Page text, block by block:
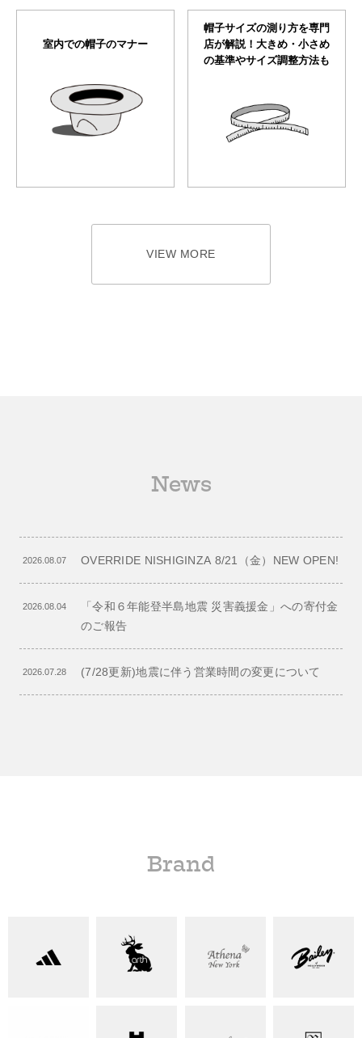
室内での帽子のマナー
帽子サイズの測り方を専門
店が解説！大きめ・小さめ
の基準やサイズ調整方法も
VIEW MORE
News
2026.08.07 OVERRIDE NISHIGINZA 8/21（金）NEW OPEN!
2026.08.04
「令和６年能登半島地震 災害義援金」への寄付金
のご報告
2026.07.28 (7/28更新)地震に伴う営業時間の変更について
Brand